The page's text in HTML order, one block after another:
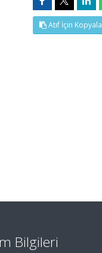
Atıf İçin Kopyala
Bilgileri